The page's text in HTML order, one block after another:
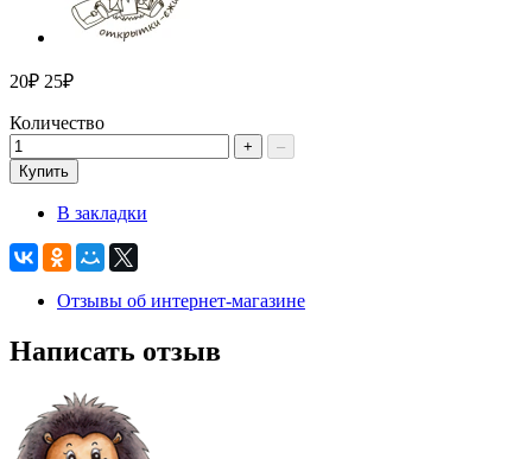
20₽ 25₽
Количество
+
–
Купить
В закладки
Отзывы об интернет-магазине
Написать отзыв